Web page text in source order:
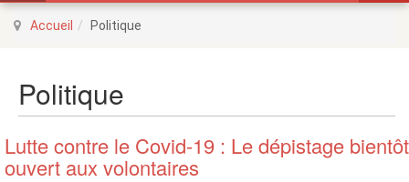
Accueil Politique
Politique
Lutte contre le Covid-19 : Le dépistage bientôt
ouvert aux volontaires